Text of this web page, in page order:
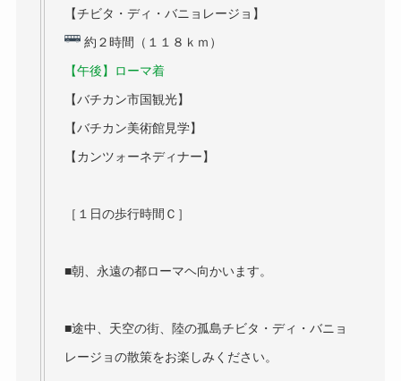
【チビタ・ディ・バニョレージョ】
約２時間（１１８ｋｍ）
【午後】ローマ着
【バチカン市国観光】
【バチカン美術館見学】
【カンツォーネディナー】
［１日の歩行時間Ｃ］
■朝、永遠の都ローマヘ向かいます。
■途中、天空の街、陸の孤島チビタ・ディ・バニョ
レージョの散策をお楽しみください。